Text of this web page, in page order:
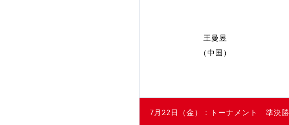
王曼昱
（中国）
7月22日（金）：トーナメント 準決勝